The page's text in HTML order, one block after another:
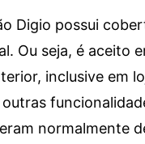
Digio possui
Ou seja, é aceito
inclusive em
outras
normalmente